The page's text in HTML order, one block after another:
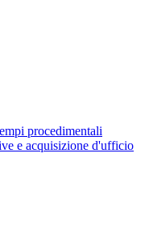
procedimentali
e acquisizione d'ufficio